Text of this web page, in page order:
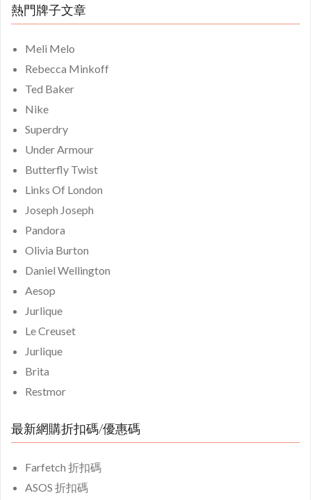
熱門牌子文章
Meli Melo
Rebecca Minkoff
Ted Baker
Nike
Superdry
Under Armour
Butterfly Twist
Links Of London
Joseph Joseph
Pandora
Olivia Burton
Daniel Wellington
Aesop
Jurlique
Le Creuset
Jurlique
Brita
Restmor
最新網購折扣碼/優惠碼
Farfetch 折扣碼
ASOS 折扣碼